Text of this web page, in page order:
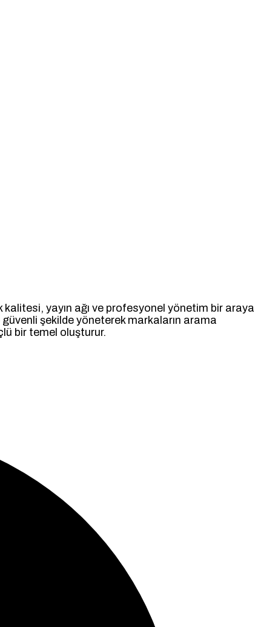
kalitesi, yayın ağı ve profesyonel yönetim bir araya
şekilde yöneterek markaların arama
bir temel oluşturur.